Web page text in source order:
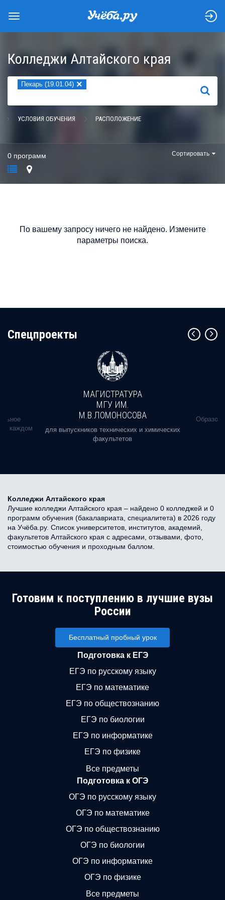
Колледжи Алтайского края
Пекарь (19.01.04) ×
НАЙТИ
УСЛОВИЯ ОБУЧЕНИЯ РАСПОЛОЖЕНИЕ
0 программ Сортировать
По вашему запросу ничего не найдено. Измените
параметры поиска.
Cпецпроекты
в каждом
МАГИСТРАТУРА
МГУ ИМ.
М.В.ЛОМОНОСОВА
для выпускников технических и химических
факультетов
Колледжи Алтайского края
Лучшие колледжи Алтайского края – найдено 0 колледжей и 0
программ обучения (бакалавриата, специалитета) в 2026 году
на Учёба.ру. Список университетов, институтов, академий,
факультетов Алтайского края с адресами, отзывами, фото,
стоимостью обучения и проходным баллом.
Готовим к поступлению в лучшие вузы
России
Бесплатный пробный урок
Подготовка к ЕГЭ
ЕГЭ по русскому языку
ЕГЭ по математике
ЕГЭ по обществознанию
ЕГЭ по биологии
ЕГЭ по информатике
ЕГЭ по физике
Все предметы
Подготовка к ОГЭ
ОГЭ по русскому языку
ОГЭ по математике
ОГЭ по обществознанию
ОГЭ по биологии
ОГЭ по информатике
ОГЭ по физике
Все предметы